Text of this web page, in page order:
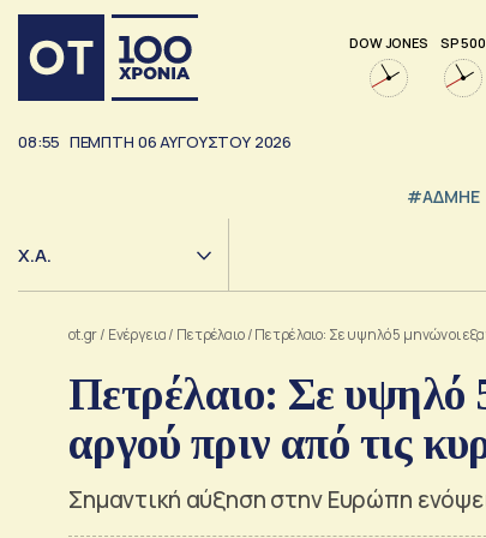
DOW JONES SP 500
08:55 ΠΕΜΠΤΗ 06ΑΥΓΟΥΣΤΟΥ 2026
#ΑΔΜΗΕ
Χ.Α.
ot.gr/ Ενέργεια/ Πετρέλαιο/Πετρέλαιο: Σε υψηλό 5 μηνών οι
Πετρέλαιο: Σε υψηλό
αργού πριν από τις
Σημαντική αύξηση στην Ευρώπη